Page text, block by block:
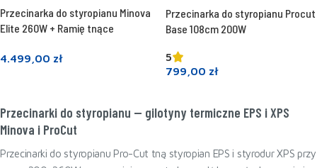
Przecinarka do styropianu Minova
Elite 260W + Ramię tnące
4.499,00 zł
Przecinarka do styropianu Procut
Base 108cm 200W
5
799,00 zł
Przecinarki do styropianu — gilotyny termiczne EPS i XPS
Minova i ProCut
Przecinarki do styropianu Pro-Cut tną styropian EPS i styrodur XPS przy